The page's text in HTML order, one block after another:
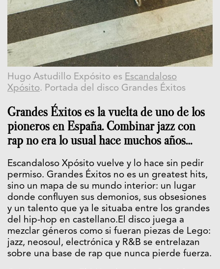
Hugo Astudillo Expósito es Escandaloso
Xpósito. Portada del disco Grandes Éxitos
Grandes Éxitos es la vuelta de uno de los
pioneros en España. Combinar jazz con
rap no era lo usual hace muchos años…
Escandaloso Xpósito vuelve y lo hace sin pedir
permiso. Grandes Éxitos no es un greatest hits,
sino un mapa de su mundo interior: un lugar
donde confluyen sus demonios, sus obsesiones
y un talento que ya le situaba entre los grandes
del hip-hop en castellano.El disco juega a
mezclar géneros como si fueran piezas de Lego:
jazz, neosoul, electrónica y R&B se entrelazan
sobre una base de rap que nunca pierde fuerza.